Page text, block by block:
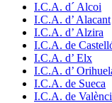
I.C.A. d´ Alcoi
I.C.A. d’ Alacant
I.C.A. d’ Alzira
I.C.A. de
I.C.A. d’ Elx
I.C.A. d’
I.C.A. de Sueca
I.C.A. de